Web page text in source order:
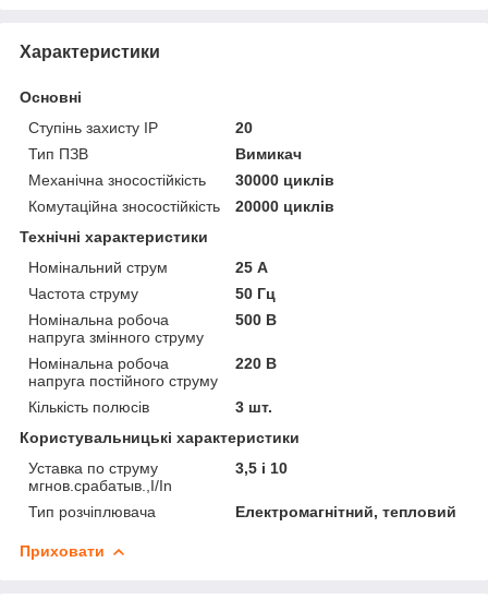
Характеристики
Основні
Ступінь захисту IP
20
Тип ПЗВ
Вимикач
Механічна зносостійкість
30000 циклів
Комутаційна зносостійкість
20000 циклів
Технічні характеристики
Номінальний струм
25 А
Частота струму
50 Гц
Номінальна робоча
напруга змінного струму
500 В
Номінальна робоча
напруга постійного струму
220 В
Кількість полюсів
3 шт.
Користувальницькі характеристики
Уставка по струму
мгнов.срабатыв.,I/In
3,5 і 10
Тип розчіплювача Електромагнітний, тепловий
Приховати